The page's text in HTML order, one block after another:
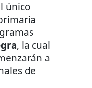
único
, la cual
a
de